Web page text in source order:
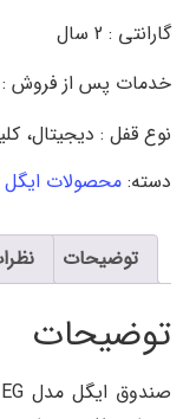
گارانتی : 2 سال
خدمات پس از فروش : 10 سال
نوع قفل : دیجیتال،
دسته: محصولات ایگل
توضیحات
توضیحات